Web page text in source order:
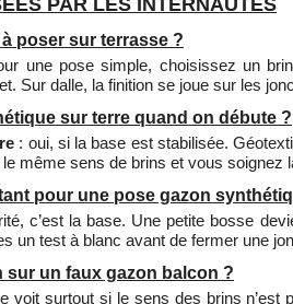
PAR LES INTERNAUTES
poser sur terrasse ?
une pose simple, choisissez un
Sur dalle, la finition se joue sur les
sur terre quand on débute ?
: oui, si la base est stabilisée.
même sens de brins et vous soignez
pour une pose gazon
c’est la base. Une petite bosse
un test à blanc avant de fermer une
un faux gazon balcon ?
voit surtout si le sens des brins n’est